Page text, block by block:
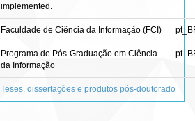
implemented.
Faculdade de Ciência da Informação (FCI)
Programa de Pós-Graduação em Ciência
da Informação
Teses, dissertações e produtos pós-doutorado